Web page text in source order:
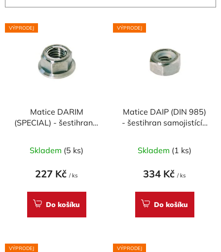
p
V
ý
VÝPRODEJ
Matice DARIM
(SPECIAL) - šestihran s
provedení TITAN třídy
Skladem (5 ks)
227 Kč / ks
Do košíku
VÝPRODEJ
Matice DAIP (DIN 985)
- šestihran samojistící -
Skladem (1 ks)
334 Kč / ks
Do košíku
VÝPRODEJ VÝPRODEJ